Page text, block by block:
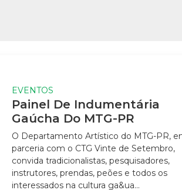
De Indumentária
Do MTG-PR
Artístico do MTG-PR, em
com o CTG Vinte de Setembro,
tradicionalistas, pesquisadores,
prendas, peões e todos os
na cultura ga&ua...